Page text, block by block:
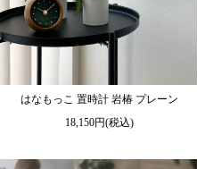
はなもっこ 置時計 岩椿 プレーン
18,150円(税込)